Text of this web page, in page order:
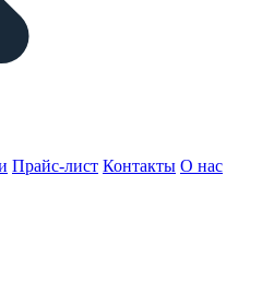
Прайс-лист Контакты О нас